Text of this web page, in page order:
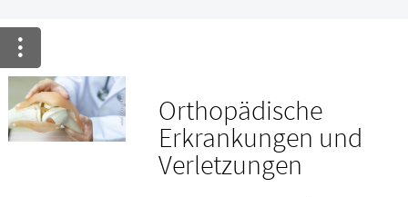
GESUND IM ALTER
ELTERN UND KIND
Orthopädische
Erkrankungen und
Verletzungen